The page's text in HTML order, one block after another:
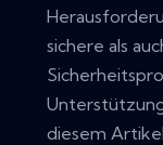
sichere als
diesem